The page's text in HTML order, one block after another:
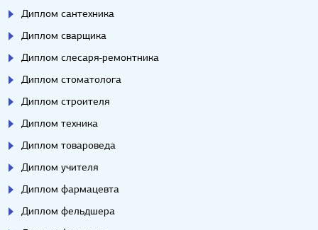
Диплом сантехника
Диплом сварщика
Диплом слесаря-ремонтника
Диплом стоматолога
Диплом строителя
Диплом техника
Диплом товароведа
Диплом учителя
Диплом фармацевта
Диплом фельдшера